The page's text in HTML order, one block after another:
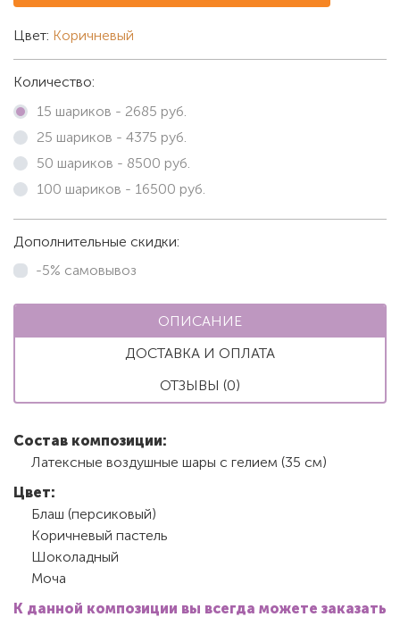
Цвет: Коричневый
Количество:
15 шариков - 2685 руб.
25 шариков - 4375 руб.
50 шариков - 8500 руб.
100 шариков - 16500 руб.
Дополнительные скидки:
-5% самовывоз
ОПИСАНИЕ
ДОСТАВКА И ОПЛАТА
ОТЗЫВЫ (0)
Состав композиции:
Латексные воздушные шары с гелием (35 см)
Цвет:
Блаш (персиковый)
Коричневый пастель
Шоколадный
Моча
К данной композиции вы всегда можете заказать